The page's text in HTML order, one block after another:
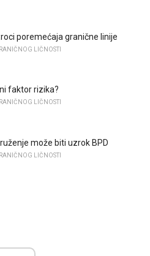
poremećaja granične linije
LIČNOSTI
faktor rizika?
LIČNOSTI
može biti uzrok BPD
LIČNOSTI